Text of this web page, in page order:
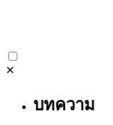
✕
บทความ